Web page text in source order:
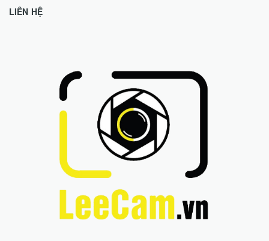
LIÊN HỆ